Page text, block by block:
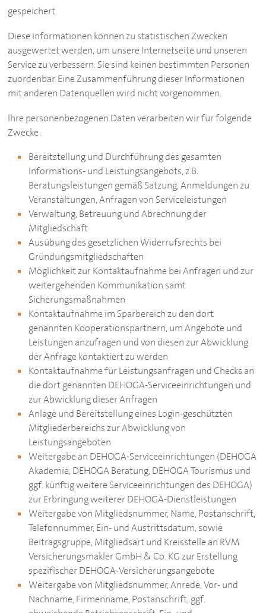
gespeichert.
Diese Informationen können zu statistischen Zwecken
ausgewertet werden, um unsere Internetseite und unseren
Service zu verbessern. Sie sind keinen bestimmten Personen
zuordenbar. Eine Zusammenführung dieser Informationen
mit anderen Datenquellen wird nicht vorgenommen.
Ihre personenbezogenen Daten verarbeiten wir für folgende
Zwecke:
Bereitstellung und Durchführung des gesamten
Informations- und Leistungsangebots, z.B.
Beratungsleistungen gemäß Satzung, Anmeldungen zu
Veranstaltungen, Anfragen von Serviceleistungen
Verwaltung, Betreuung und Abrechnung der
Mitgliedschaft
Ausübung des gesetzlichen Widerrufsrechts bei
Gründungsmitgliedschaften
Möglichkeit zur Kontaktaufnahme bei Anfragen und zur
weitergehenden Kommunikation samt
Sicherungsmaßnahmen
Kontaktaufnahme im Sparbereich zu den dort
genannten Kooperationspartnern, um Angebote und
Leistungen anzufragen und von diesen zur Abwicklung
der Anfrage kontaktiert zu werden
Kontaktaufnahme für Leistungsanfragen und Checks an
die dort genannten DEHOGA-Serviceeinrichtungen und
zur Abwicklung dieser Anfragen
Anlage und Bereitstellung eines Login-geschützten
Mitgliederbereichs zur Abwicklung von
Leistungsangeboten
Weitergabe an DEHOGA-Serviceeinrichtungen (DEHOGA
Akademie, DEHOGABeratung, DEHOGATourismus und
ggf. künftig weitere Serviceeinrichtungen des DEHOGA)
zur Erbringung weitererDEHOGA-Dienstleistungen
Weitergabe von Mitgliedsnummer, Name, Postanschrift,
Telefonnummer, Ein- und Austrittsdatum, sowie
Beitragsgruppe, Mitgliedsart und Kreisstelle an RVM
Versicherungsmakler GmbH & Co. KG zur Erstellung
spezifischerDEHOGA-Versicherungsangebote
Weitergabe von Mitgliedsnummer, Anrede, Vor- und
Nachname, Firmenname, Postanschrift, ggf.